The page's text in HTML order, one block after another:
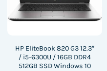
HP EliteBook 820 G3 12.3″
/ i5-6300U / 16GB DDR4
512GB SSD Windows 10